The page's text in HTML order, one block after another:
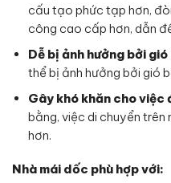
cấu tạo phức tạp hơn,
công cao cấp hơn, dẫn
Dễ bị ảnh hưởng bởi
thể bị ảnh hưởng bởi gió
Gây khó khăn cho việc
bằng, việc di chuyển trên
hơn.
Nhà mái dốc phù hợp với: